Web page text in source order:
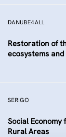
DANUBE4ALL
Restoration of
ecosystems
SERIGO
Social Economy
Rural Areas